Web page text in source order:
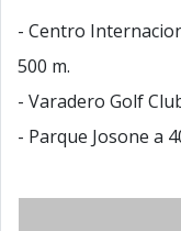
- Centro
500 m.
- Varadero Golf
- Parque Josone a